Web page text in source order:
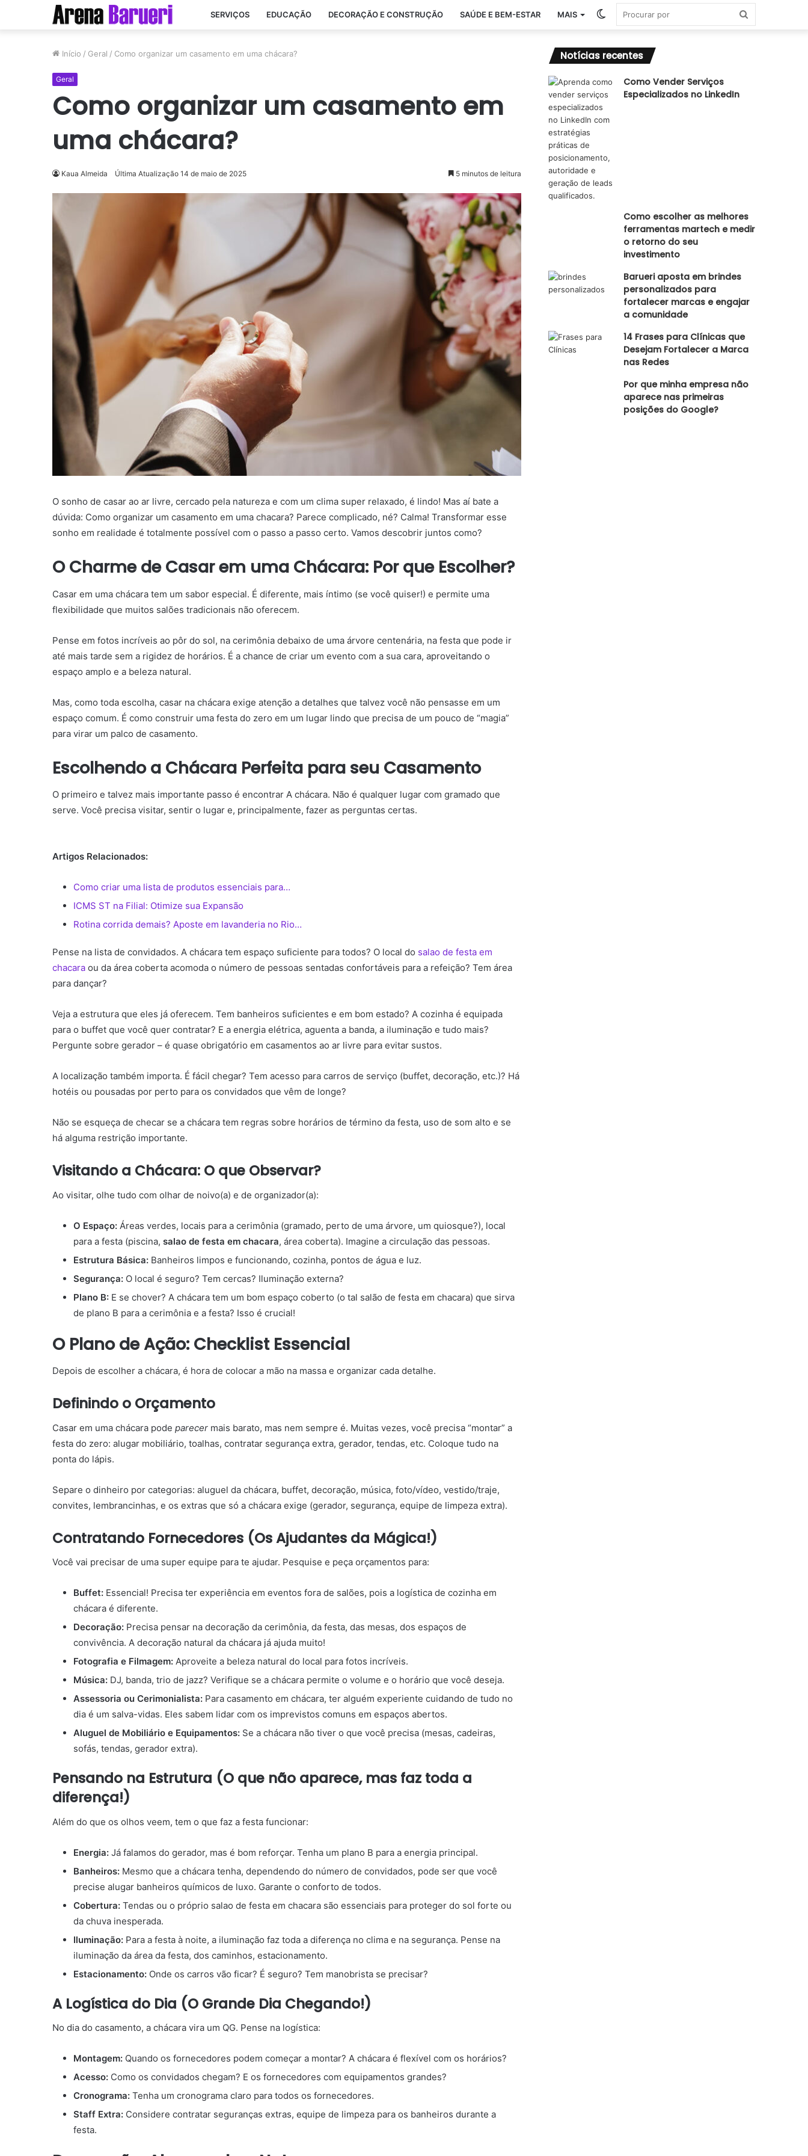
SERVIÇOS EDUCAÇÃO DECORAÇÃO E CONSTRUÇÃO SAÚDE E BEM-ESTAR MAIS Switch
Início / Geral / Como organizar um casamento em uma chácara?
Geral
Como organizar um casamento em
uma chácara?
Kaua Almeida Última Atualização 14 de maio de 2025 5 minutos de leitura
O sonho de casar ao ar livre, cercado pela natureza e com um clima super relaxado, é lindo! Mas aí bate a
dúvida: Como organizar um casamento em uma chacara? Parece complicado, né? Calma! Transformar esse
sonho em realidade é totalmente possível com o passo a passo certo. Vamos descobrir juntos como?
O Charme de Casar em uma Chácara: Por que Escolher?
Casar em uma chácara tem um sabor especial. É diferente, mais íntimo (se você quiser!) e permite uma
flexibilidade que muitos salões tradicionais não oferecem.
Pense em fotos incríveis ao pôr do sol, na cerimônia debaixo de uma árvore centenária, na festa que pode ir
até mais tarde sem a rigidez de horários. É a chance de criar um evento com a sua cara, aproveitando o
espaço amplo e a beleza natural.
Mas, como toda escolha, casar na chácara exige atenção a detalhes que talvez você não pensasse em um
espaço comum. É como construir uma festa do zero em um lugar lindo que precisa de um pouco de “magia”
para virar um palco de casamento.
Escolhendo a Chácara Perfeita para seu Casamento
O primeiro e talvez mais importante passo é encontrar A chácara. Não é qualquer lugar com gramado que
serve. Você precisa visitar, sentir o lugar e, principalmente, fazer as perguntas certas.
Artigos Relacionados:
Como criar uma lista de produtos essenciais para…
ICMS ST na Filial: Otimize sua Expansão
Rotina corrida demais? Aposte em lavanderia no Rio…
Pense na lista de convidados. A chácara tem espaço suficiente para todos? O local do salao de festa em
chacara ou da área coberta acomoda o número de pessoas sentadas confortáveis para a refeição? Tem área
para dançar?
Veja a estrutura que eles já oferecem. Tem banheiros suficientes e em bom estado? A cozinha é equipada
para o buffet que você quer contratar? E a energia elétrica, aguenta a banda, a iluminação e tudo mais?
Pergunte sobre gerador – é quase obrigatório em casamentos ao ar livre para evitar sustos.
A localização também importa. É fácil chegar? Tem acesso para carros de serviço (buffet, decoração, etc.)? Há
hotéis ou pousadas por perto para os convidados que vêm de longe?
Não se esqueça de checar se a chácara tem regras sobre horários de término da festa, uso de som alto e se
há alguma restrição importante.
Visitando a Chácara: O que Observar?
Ao visitar, olhe tudo com olhar de noivo(a) e de organizador(a):
O Espaço: Áreas verdes, locais para a cerimônia (gramado, perto de uma árvore, um quiosque?), local
para a festa (piscina, salao de festa em chacara, área coberta). Imagine a circulação das pessoas.
Estrutura Básica: Banheiros limpos e funcionando, cozinha, pontos de água e luz.
Segurança: O local é seguro? Tem cercas? Iluminação externa?
Plano B: E se chover? A chácara tem um bom espaço coberto (o tal salão de festa em chacara) que sirva
de plano B para a cerimônia e a festa? Isso é crucial!
O Plano de Ação: Checklist Essencial
Depois de escolher a chácara, é hora de colocar a mão na massa e organizar cada detalhe.
Definindo o Orçamento
Casar em uma chácara pode parecer mais barato, mas nem sempre é. Muitas vezes, você precisa “montar” a
festa do zero: alugar mobiliário, toalhas, contratar segurança extra, gerador, tendas, etc. Coloque tudo na
ponta do lápis.
Separe o dinheiro por categorias: aluguel da chácara, buffet, decoração, música, foto/vídeo, vestido/traje,
convites, lembrancinhas, e os extras que só a chácara exige (gerador, segurança, equipe de limpeza extra).
Contratando Fornecedores (Os Ajudantes da Mágica!)
Você vai precisar de uma super equipe para te ajudar. Pesquise e peça orçamentos para:
Buffet: Essencial! Precisa ter experiência em eventos fora de salões, pois a logística de cozinha em
chácara é diferente.
Decoração: Precisa pensar na decoração da cerimônia, da festa, das mesas, dos espaços de
convivência. A decoração natural da chácara já ajuda muito!
Fotografia e Filmagem: Aproveite a beleza natural do local para fotos incríveis.
Música: DJ, banda, trio de jazz? Verifique se a chácara permite o volume e o horário que você deseja.
Assessoria ou Cerimonialista: Para casamento em chácara, ter alguém experiente cuidando de tudo no
dia é um salva-vidas. Eles sabem lidar com os imprevistos comuns em espaços abertos.
Aluguel de Mobiliário e Equipamentos: Se a chácara não tiver o que você precisa (mesas, cadeiras,
sofás, tendas, gerador extra).
Pensando na Estrutura (O que não aparece, mas faz toda a
diferença!)
Além do que os olhos veem, tem o que faz a festa funcionar:
Energia: Já falamos do gerador, mas é bom reforçar. Tenha um plano B para a energia principal.
Banheiros: Mesmo que a chácara tenha, dependendo do número de convidados, pode ser que você
precise alugar banheiros químicos de luxo. Garante o conforto de todos.
Cobertura: Tendas ou o próprio salao de festa em chacara são essenciais para proteger do sol forte ou
da chuva inesperada.
Iluminação: Para a festa à noite, a iluminação faz toda a diferença no clima e na segurança. Pense na
iluminação da área da festa, dos caminhos, estacionamento.
Estacionamento: Onde os carros vão ficar? É seguro? Tem manobrista se precisar?
A Logística do Dia (O Grande Dia Chegando!)
No dia do casamento, a chácara vira um QG. Pense na logística:
Montagem: Quando os fornecedores podem começar a montar? A chácara é flexível com os horários?
Acesso: Como os convidados chegam? E os fornecedores com equipamentos grandes?
Cronograma: Tenha um cronograma claro para todos os fornecedores.
Staff Extra: Considere contratar seguranças extras, equipe de limpeza para os banheiros durante a
festa.
Notícias recentes
Como Vender Serviços
Especializados no LinkedIn
Como escolher as melhores
ferramentas martech e medir
o retorno do seu
investimento
Barueri aposta em brindes
personalizados para
fortalecer marcas e engajar
a comunidade
14 Frases para Clínicas que
Desejam Fortalecer a Marca
nas Redes
Por que minha empresa não
aparece nas primeiras
posições do Google?